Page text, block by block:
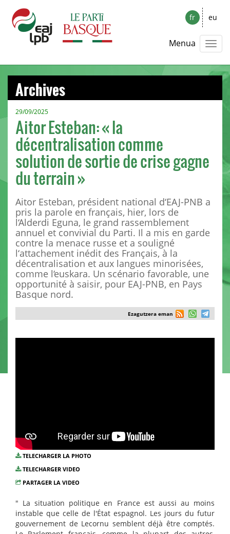
fr eu
Menua
Archives
29/09/2025
Aitor Esteban: « la
décentralisation comme
solution de sortie de crise gagne
du terrain »
Aitor Esteban, président national d‘EAJ-PNB a
pris la parole en français, hier, lors de
l‘Alderdi Eguna, le grand rassemblement
annuel et convivial du Parti. Il a mis en garde
contre la menace russe et a souligné
l‘attachement inédit des Français, à la
décentralisation et aux langues minorisées,
comme l‘euskara. Un scénario favorable, une
opportunité à saisir, pour EAJ-PNB, en Pays
Basque nord.
Ezagutzera eman
TELECHARGER LA PHOTO
TELECHARGER VIDEO
PARTAGER LA VIDEO
" La situation politique en France est aussi au moins
instable que celle de l'État espagnol. Les jours du futur
gouvernement de Lecornu semblent déjà être comptés.